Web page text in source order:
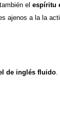
el espíritu
ajenos a la la
de inglés fluido